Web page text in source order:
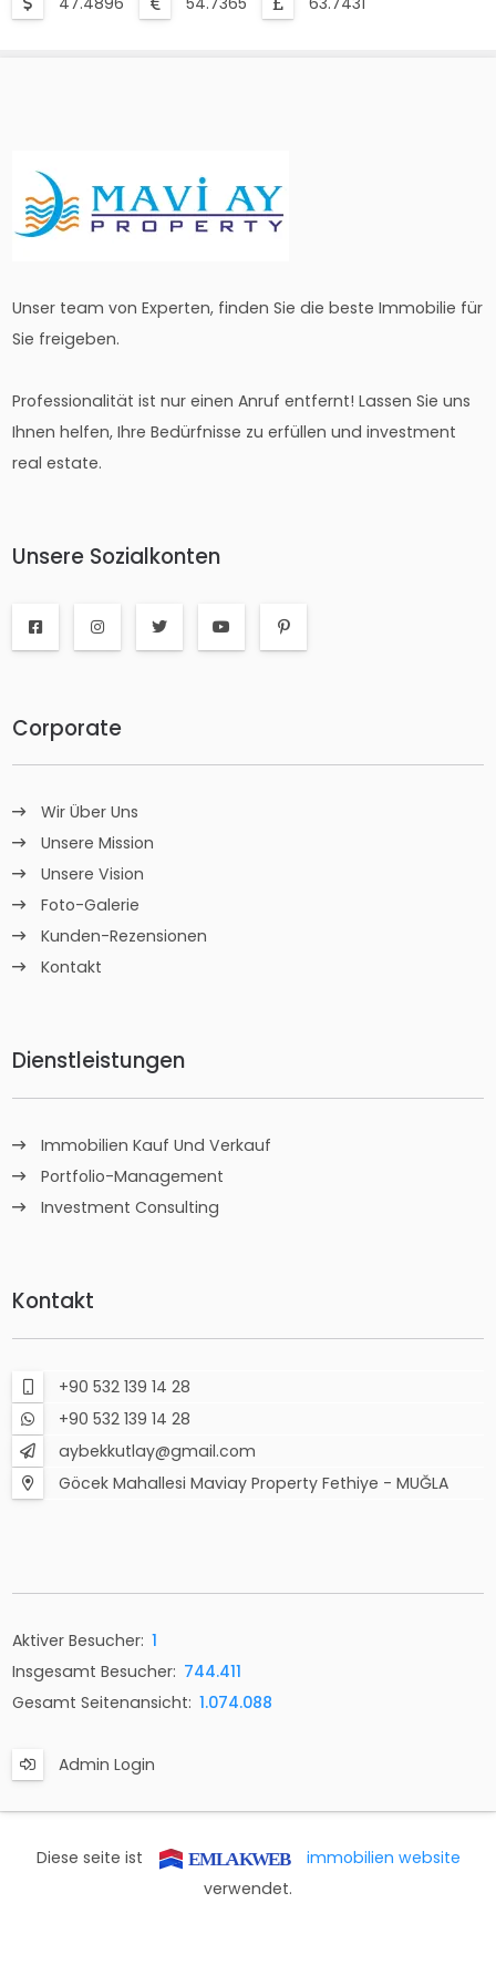
Unser team von Experten, finden Sie die beste Immobilie für
Sie freigeben.
Professionalität ist nur einen Anruf entfernt! Lassen Sie uns
Ihnen helfen, Ihre Bedürfnisse zu erfüllen und investment
real estate.
Unsere Sozialkonten
Corporate
Wir Über Uns
Unsere Mission
Unsere Vision
Foto-Galerie
Kunden-Rezensionen
Kontakt
Dienstleistungen
Immobilien Kauf Und Verkauf
Portfolio-Management
Investment Consulting
Kontakt
+90 532 139 14 28
+90 532 139 14 28
aybekkutlay@gmail.com
Göcek Mahallesi Maviay Property Fethiye - MUĞLA
Aktiver Besucher: 1
Insgesamt Besucher: 744.411
Gesamt Seitenansicht: 1.074.088
Admin Login
Diese seite ist
immobilien website
verwendet.